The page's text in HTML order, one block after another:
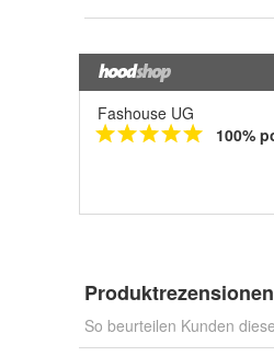
Fashouse UG
100%
Produktrezensionen
So beurteilen Kunden